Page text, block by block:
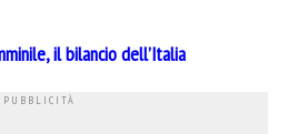
il bilancio dell’Italia